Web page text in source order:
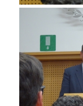
Mitgliedschaft